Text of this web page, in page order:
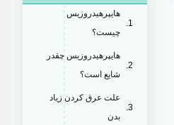
هایپرهیدروزیس
چیست؟
هایپرهیدروزیس چقدر
شایع است؟
علت عرق کردن زیاد